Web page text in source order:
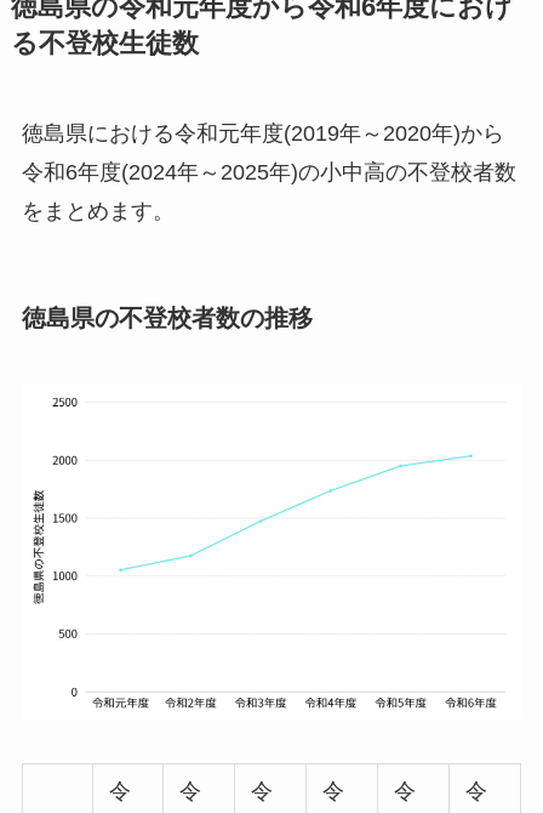
徳島県の令和元年度から令和6年度におけ
る不登校生徒数
徳島県における令和元年度(2019年～2020年)から
令和6年度(2024年～2025年)の小中高の不登校者数
をまとめます。
徳島県の不登校者数の推移
令
令
令
令
令
令